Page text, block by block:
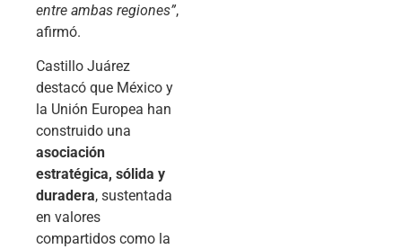
entre ambas regiones”,
afirmó.
Castillo Juárez
destacó que México y
la Unión Europea han
construido una
asociación
estratégica, sólida y
duradera, sustentada
en valores
compartidos como la